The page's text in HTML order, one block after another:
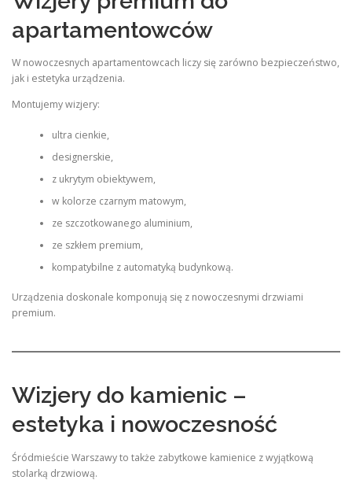
apartamentowców
W nowoczesnych apartamentowcach liczy się zarówno bezpieczeństwo,
jak i estetyka urządzenia.
Montujemy wizjery:
ultra cienkie,
designerskie,
z ukrytym obiektywem,
w kolorze czarnym matowym,
ze szczotkowanego aluminium,
ze szkłem premium,
kompatybilne z automatyką budynkową.
Urządzenia doskonale komponują się z nowoczesnymi drzwiami
premium.
Wizjery do kamienic –
estetyka i nowoczesność
Śródmieście Warszawy to także zabytkowe kamienice z wyjątkową
stolarką drzwiową.